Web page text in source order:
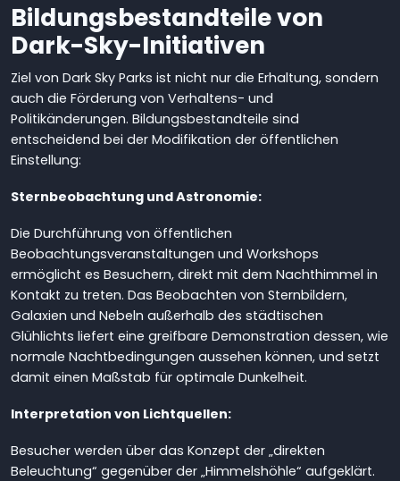
Bildungsbestandteile von
Dark-Sky-Initiativen
Ziel von Dark Sky Parks ist nicht nur die Erhaltung, sondern
auch die Förderung von Verhaltens- und
Politikänderungen. Bildungsbestandteile sind
entscheidend bei der Modifikation der öffentlichen
Einstellung:
Sternbeobachtung und Astronomie:
Die Durchführung von öffentlichen
Beobachtungsveranstaltungen und Workshops
ermöglicht es Besuchern, direkt mit dem Nachthimmel in
Kontakt zu treten. Das Beobachten von Sternbildern,
Galaxien und Nebeln außerhalb des städtischen
Glühlichts liefert eine greifbare Demonstration dessen, wie
normale Nachtbedingungen aussehen können, und setzt
damit einen Maßstab für optimale Dunkelheit.
Interpretation von Lichtquellen:
Besucher werden über das Konzept der „direkten
Beleuchtung“ gegenüber der „Himmelshöhle“ aufgeklärt.